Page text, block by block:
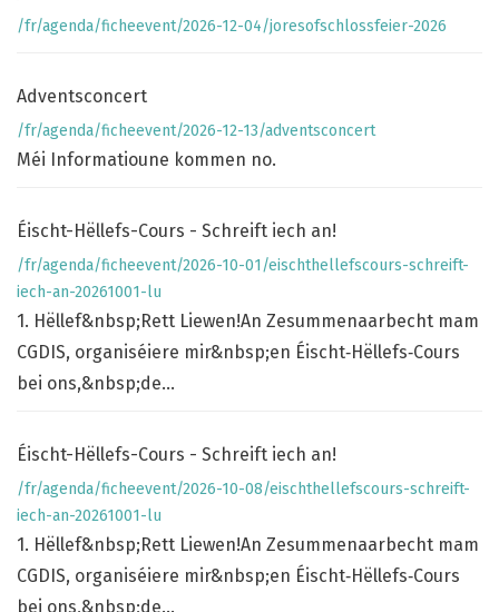
/fr/agenda/ficheevent/2026-12-04/joresofschlossfeier-2026
Adventsconcert
/fr/agenda/ficheevent/2026-12-13/adventsconcert
Méi Informatioune kommen no.
Éischt-Hëllefs-Cours - Schreift iech an!
/fr/agenda/ficheevent/2026-10-01/eischthellefscours-schreift-
iech-an-20261001-lu
1. Hëllef&nbsp;Rett Liewen!An Zesummenaarbecht mam
CGDIS, organiséiere mir&nbsp;en Éischt‑Hëllefs‑Cours
bei ons,&nbsp;de...
Éischt-Hëllefs-Cours - Schreift iech an!
/fr/agenda/ficheevent/2026-10-08/eischthellefscours-schreift-
iech-an-20261001-lu
1. Hëllef&nbsp;Rett Liewen!An Zesummenaarbecht mam
CGDIS, organiséiere mir&nbsp;en Éischt‑Hëllefs‑Cours
bei ons,&nbsp;de...